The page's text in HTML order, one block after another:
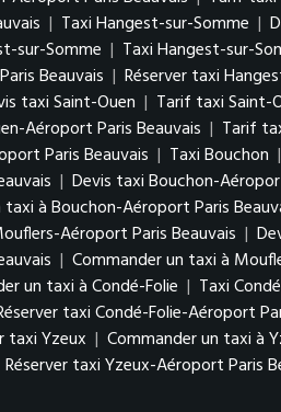
| Taxi Hangest-sur-Somme |
sur-Somme | Taxi Hangest-sur-
Beauvais | Réserver taxi
taxi Saint-Ouen | Tarif taxi Saint-
Aéroport Paris Beauvais | Tarif
Paris Beauvais | Taxi Bouchon |
| Devis taxi Bouchon-
à Bouchon-Aéroport Paris
Aéroport Paris Beauvais |
| Commander un taxi à
un taxi à Condé-Folie | Taxi
taxi Condé-Folie-Aéroport
taxi Yzeux | Commander un taxi à
Réserver taxi Yzeux-Aéroport Paris